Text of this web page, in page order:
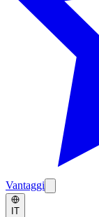
Vantaggi
IT